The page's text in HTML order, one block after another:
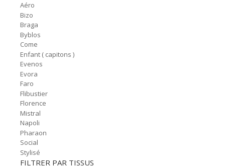
Aéro
Bizo
Braga
Byblos
Come
Enfant ( capitons )
Evenos
Evora
Faro
Flibustier
Florence
Mistral
Napoli
Pharaon
Social
Stylisé
FILTRER PAR TISSUS